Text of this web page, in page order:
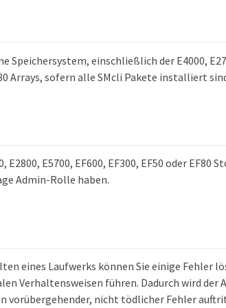
Speichersystem, einschließlich der E4000,
Arrays, sofern alle SMcli Pakete installiert
E5700, EF600, EF300, EF50 oder EF80
Admin-Rolle haben.
eines Laufwerks können Sie einige Fehler
Verhaltensweisen führen. Dadurch wird der
vorübergehender, nicht tödlicher Fehler